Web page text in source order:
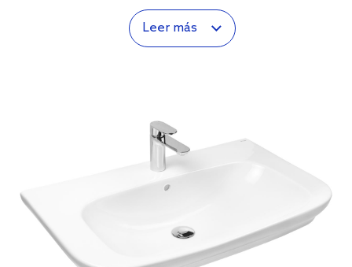
Leer más